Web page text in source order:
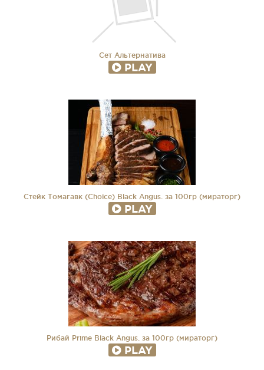
Сет Альтернатива
PLAY
Стейк Томагавк (Choice) Black Angus. за 100гр (мираторг)
PLAY
Рибай Prime Black Angus. за 100гр (мираторг)
PLAY